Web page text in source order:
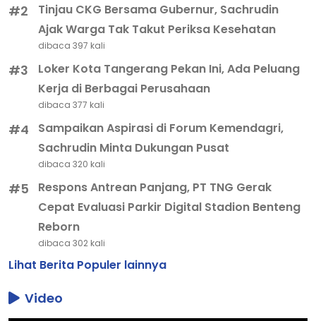
#2
Tinjau CKG Bersama Gubernur, Sachrudin
Ajak Warga Tak Takut Periksa Kesehatan
dibaca 397 kali
#3
Loker Kota Tangerang Pekan Ini, Ada Peluang
Kerja di Berbagai Perusahaan
dibaca 377 kali
#4
Sampaikan Aspirasi di Forum Kemendagri,
Sachrudin Minta Dukungan Pusat
dibaca 320 kali
#5
Respons Antrean Panjang, PT TNG Gerak
Cepat Evaluasi Parkir Digital Stadion Benteng
Reborn
dibaca 302 kali
Lihat Berita Populer lainnya
Video